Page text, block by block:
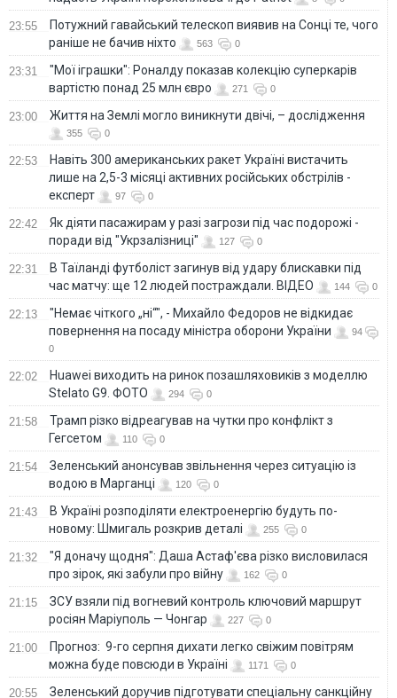
23:55
Потужний гавайський телескоп виявив на Сонці те, чого
раніше не бачив ніхто
563 0
23:31
"Мої іграшки": Роналду показав колекцію суперкарів
вартістю понад 25 млн євро
271 0
23:00 Життя на Землі могло виникнути двічі, – дослідження
355 0
22:53
Навіть 300 американських ракет Україні вистачить
лише на 2,5-3 місяці активних російських обстрілів -
експерт
97 0
22:42
Як діяти пасажирам у разі загрози під час подорожі -
поради від "Укрзалізниці"
127 0
22:31
В Таїланді футболіст загинув від удару блискавки під
час матчу: ще 12 людей постраждали. ВІДЕО
144 0
22:13
"Немає чіткого „ні“", - Михайло Федоров не відкидає
повернення на посаду міністра оборони України
94
0
22:02
Huawei виходить на ринок позашляховиків з моделлю
Stelato G9. ФОТО
294 0
21:58
Трамп різко відреагував на чутки про конфлікт з
Гегсетом
110 0
21:54
Зеленський анонсував звільнення через ситуацію із
водою в Марганці
120 0
21:43
В Україні розподіляти електроенергію будуть по-
новому: Шмигаль розкрив деталі
255 0
21:32
"Я доначу щодня": Даша Астаф'єва різко висловилася
про зірок, які забули про війну
162 0
21:15
ЗСУ взяли під вогневий контроль ключовий маршрут
росіян Маріуполь — Чонгар
227 0
21:00
Прогноз: 9-го серпня дихати легко свіжим повітрям
можна буде повсюди в Україні
1171 0
20:55 Зеленський доручив підготувати спеціальну санкційну